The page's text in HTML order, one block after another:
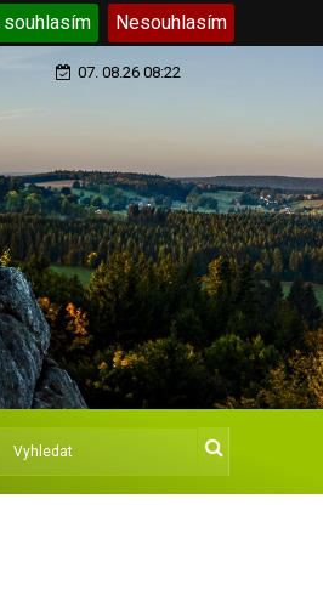
souhlasím Nesouhlasím
07. 08.26 08:22